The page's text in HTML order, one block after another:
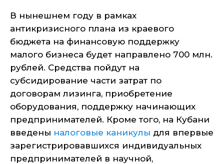
В нынешнем году в рамках
антикризисного плана из краевого
бюджета на финансовую поддержку
малого бизнеса будет направлено 700 млн.
рублей. Средства пойдут на
субсидирование части затрат по
договорам лизинга, приобретение
оборудования, поддержку начинающих
предпринимателей. Кроме того, на Кубани
введены налоговые каникулы для впервые
зарегистрировавшихся индивидуальных
предпринимателей в научной,